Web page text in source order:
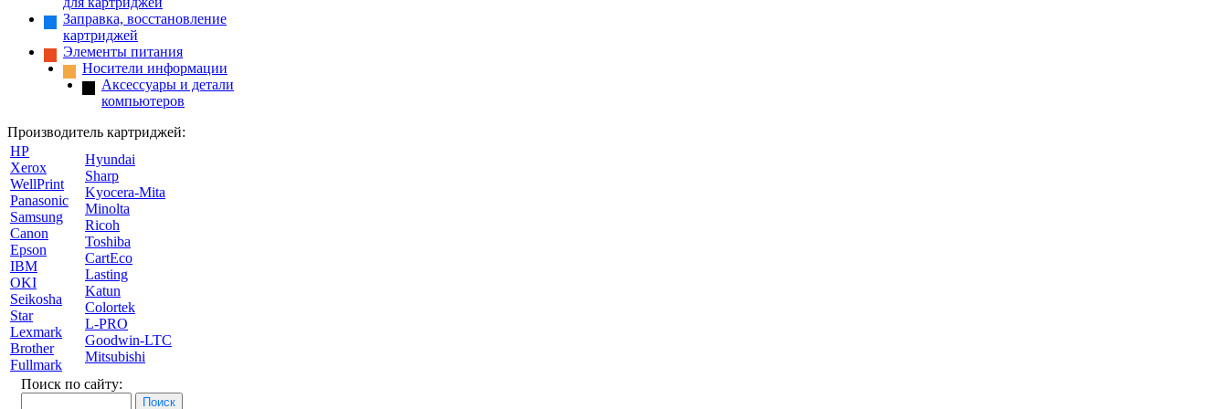
Заправка, восстановление
картриджей
Элементы питания
Носители информации
Аксессуары и детали
компьютеров
Производитель картриджей:
HP
Xerox
WellPrint
Panasonic
Samsung
Canon
Epson
IBM
OKI
Seikosha
Star
Lexmark
Brother
Fullmark
Hyundai
Sharp
Kyocera-Mita
Minolta
Ricoh
Toshiba
CartEco
Lasting
Katun
Colortek
L-PRO
Goodwin-LTC
Mitsubishi
Поиск по сайту: